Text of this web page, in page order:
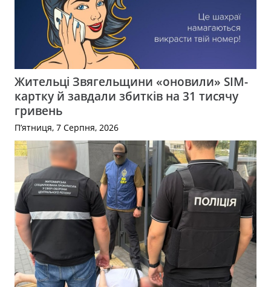
Жительці Звягельщини «оновили» SIM-
картку й завдали збитків на 31 тисячу
гривень
П’ятниця, 7 Серпня, 2026